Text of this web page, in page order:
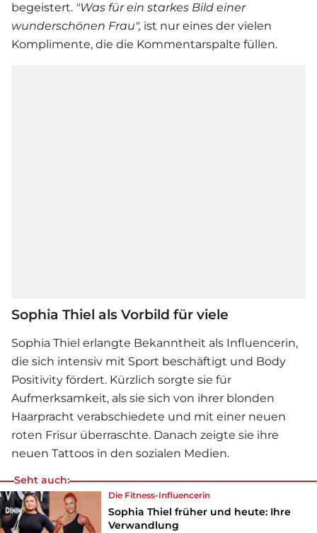
begeistert. "Was für ein starkes Bild einer
wunderschönen Frau", ist nur eines der vielen
Komplimente, die die Kommentarspalte füllen.
Sophia Thiel als Vorbild für viele
Sophia Thiel erlangte Bekanntheit als Influencerin,
die sich intensiv mit Sport beschäftigt und Body
Positivity fördert. Kürzlich sorgte sie für
Aufmerksamkeit, als sie sich von ihrer blonden
Haarpracht verabschiedete und mit einer neuen
roten Frisur überraschte. Danach zeigte sie ihre
neuen Tattoos in den sozialen Medien.
Seht auch:
Die Fitness-Influencerin
Sophia Thiel früher und heute: Ihre
Verwandlung